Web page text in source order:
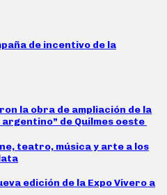
de incentivo de la
la obra de ampliación de la
de Quilmes oeste
teatro, música y arte a los
edición de la Expo Vivero a